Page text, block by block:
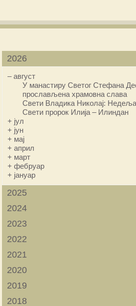
2026
–август
У манастиру Светог Стефана
прослављена храмовна слава
Свети Владика Николај:
Свети пророк Илија – Илиндан
+ јул
+ јун
+ мај
+април
+ март
+фебруар
+ јануар
2025
2024
2023
2022
2021
2020
2019
2018